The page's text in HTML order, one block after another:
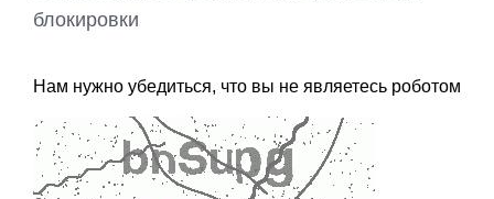
блокировки
Нам нужно убедиться, что вы не являетесь роботом